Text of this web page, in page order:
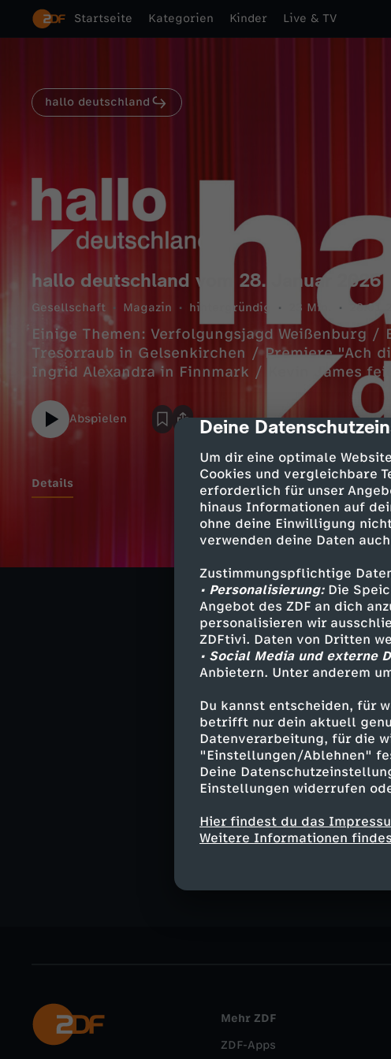
cmp-dialog-
Deine
Um dir eine optimale
Cookies und vergleichbare
erforderlich für unser
hinaus Informationen auf
ohne deine Einwilligung
verwenden deine Daten
Zustimmungspflichtige
• Personalisierung:Die
Angebot des ZDF an dich
personalisieren wir
ZDFtivi. Daten von Dritten
• Social Media und externe
Anbietern. Unter anderem
Du kannst entscheiden, für
betrifft nur dein aktuell
Datenverarbeitung, für die
"Einstellungen/Ablehnen"
Deine
Einstellungen widerrufen
Hier findest du das
Weitere Informationen
Startseite Kategorien Kinder Live & TV
hallo deutschland
hallo deutschland vom 28. Januar 2026
Gesellschaft Magazin hintergründig 23 Min.
Einige Themen: Verfolgungsjagd Weißenburg /
Tresorraub in Gelsenkirchen / Premiere "Ach
Ingrid Alexandra in Finnmark / Kevin James
Abspielen
Details
SEK-Einsatz endet
Neue Hinweise zum
Tathergang in
"Ach, diese Lücke,
Neuer Film mit
Moderation:
Lissy Ishag
Ähnliche
Gesellschaft
Mehr ZDF
ZDF-Apps